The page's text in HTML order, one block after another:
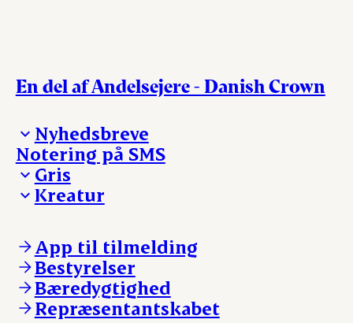
En del af Andelsejere - Danish Crown
Nyhedsbreve
Madinspiration - nyhedsbrev
Notering på SMS
Gris
Ejerinformation
Nyheder
Login
Kreatur
Kontakt os
Notering
Nyheder
Login
App til tilmelding
Bestyrelser
Bæredygtighed
Repræsentantskabet